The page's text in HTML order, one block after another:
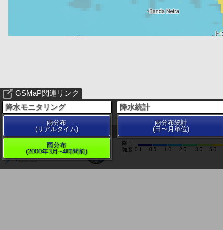
GSMaP関連リンク
降水モニタリング
雨分布
(リアルタイム)
雨分布
(2000年3月~4時間前)
降水統計
雨分布統計
(日〜月単位)